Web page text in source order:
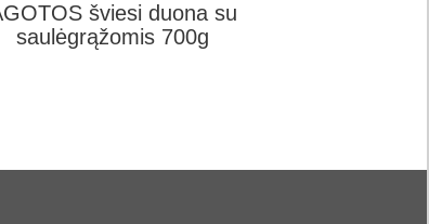
šviesi duona su
saulėgrąžomis 700g